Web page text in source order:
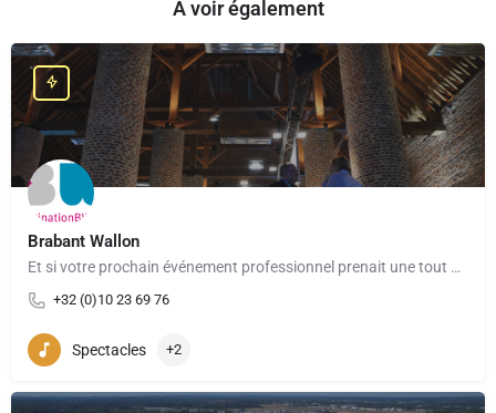
A voir également
Brabant Wallon
Et si votre prochain événement professionnel prenait une tout autre dimension ? À seulement quelques…
+32 (0)10 23 69 76
Spectacles +2